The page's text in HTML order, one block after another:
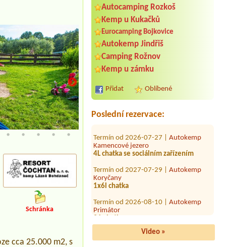
Autocamping Rozkoš
Kemp u Kukačků
Eurocamping Bojkovice
Autokemp Jindřiš
Camping Rožnov
Kemp u zámku
Přidat Oblíbené
Poslední rezervace:
Termín od 2026-08-06 |
1 x 2 Personen Hütte
Termín od 2026-07-31 |
Jedno místo stan 2 osoby plus auto
Elektrická přípojka
4L chatka se sociálním zařízením
Termín od 2027-07-29 |Autokemp
1x6l chatka
Termín od 2026-08-10 |
2 L chatka
Video »
4L chatky
Schránka
cca 25.000 m2, s